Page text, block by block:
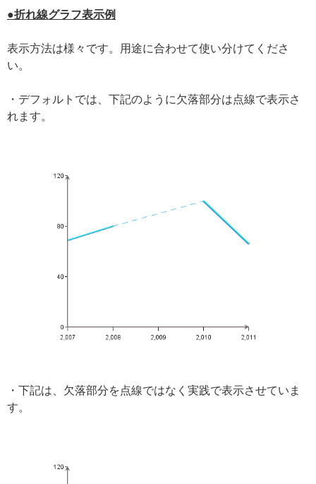
●折れ線グラフ表示例
表示方法は様々です。用途に合わせて使い分けてくださ
い。
・デフォルトでは、下記のように欠落部分は点線で表示さ
れます。
・下記は、欠落部分を点線ではなく実践で表示させていま
す。